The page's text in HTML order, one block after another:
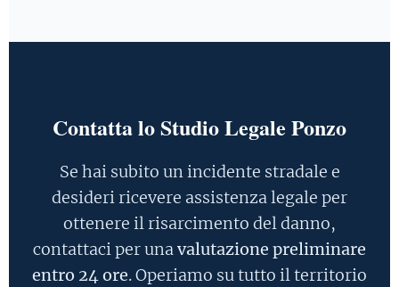
Contatta lo Studio Legale Ponzo
Se hai subito un incidente stradale e
desideri ricevere assistenza legale per
ottenere il risarcimento del danno,
contattaci per unavalutazione preliminare
entro 24 ore. Operiamo su tutto il territorio